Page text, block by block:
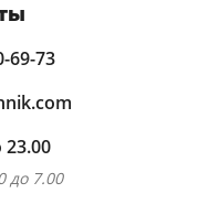
69-73
23.00
до 7.00